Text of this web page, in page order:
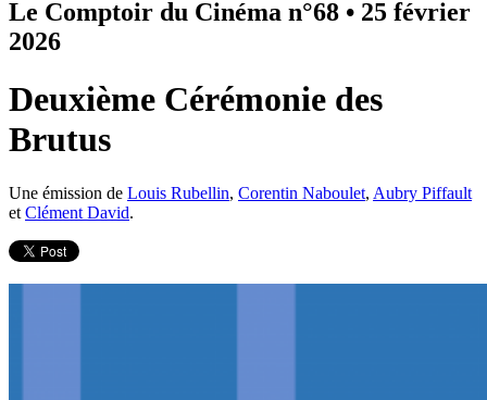
Le Comptoir du Cinéma n°68 • 25 février
2026
Deuxième Cérémonie des
Brutus
Une émission de Louis Rubellin, Corentin Naboulet, Aubry Piffault
et Clément David.